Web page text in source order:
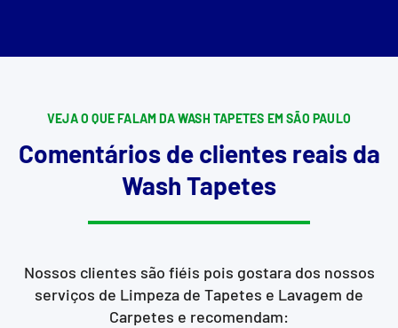
VEJA O QUE FALAM DA WASH TAPETES EM SÃO PAULO
Comentários de clientes reais da
Wash Tapetes
Nossos clientes são fiéis pois gostara dos nossos
serviços de Limpeza de Tapetes e Lavagem de
Carpetes e recomendam: